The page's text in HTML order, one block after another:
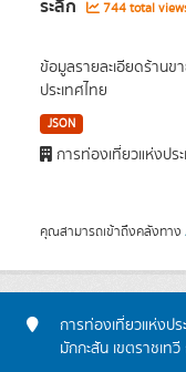
ระลึก 744 total
ข้อมูลรายละเอียดร้าน
ประเทศไทย
JSON
การท่องเที่ยวแห่งปร
คุณสามารถเข้าถึงคลังทาง
การท่องเที่ยวแห่งป
มักกะสัน เขตราชเท